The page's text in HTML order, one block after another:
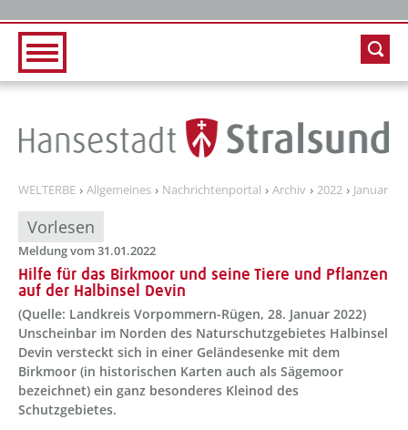
WELTERBE Allgemeines Nachrichtenportal Archiv 2022 Januar
Vorlesen
Meldung vom 31.01.2022
Hilfe für das Birkmoor und seine Tiere und Pflanzen
auf der Halbinsel Devin
(Quelle: Landkreis Vorpommern-Rügen, 28. Januar 2022)
Unscheinbar im Norden des Naturschutzgebietes Halbinsel
Devin versteckt sich in einer Geländesenke mit dem
Birkmoor (in historischen Karten auch als Sägemoor
bezeichnet) ein ganz besonderes Kleinod des
Schutzgebietes.